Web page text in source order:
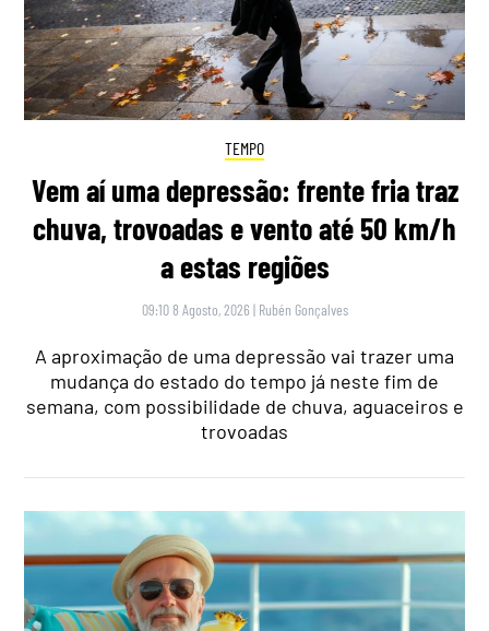
TEMPO
Vem aí uma depressão: frente fria traz
chuva, trovoadas e vento até 50 km/h
a estas regiões
09:10 8 Agosto, 2026 | Rubén Gonçalves
A aproximação de uma depressão vai trazer uma
mudança do estado do tempo já neste fim de
semana, com possibilidade de chuva, aguaceiros e
trovoadas